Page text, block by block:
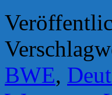
BWE,